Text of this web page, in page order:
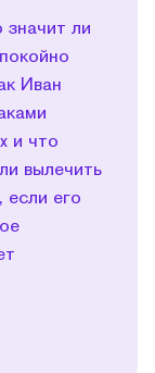
ли
Иван
и что
вылечить
его